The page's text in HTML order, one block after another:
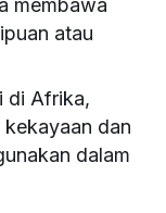
membawa
atau
di Afrika,
dan
dalam